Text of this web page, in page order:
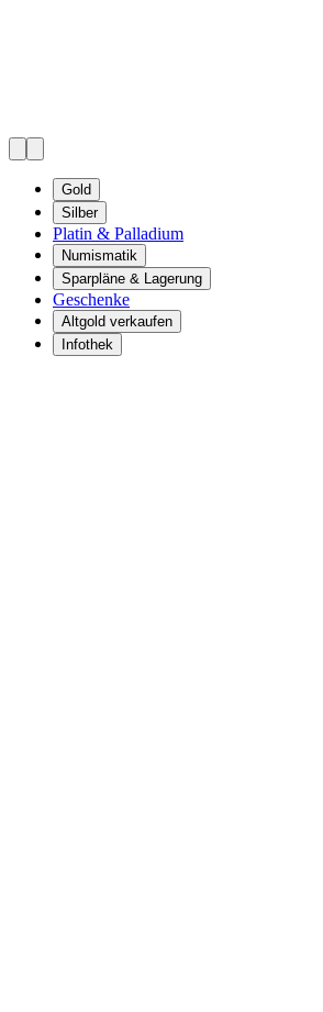
Gold
Silber
Platin & Palladium
Numismatik
Sparpläne & Lagerung
Geschenke
Altgold verkaufen
Infothek